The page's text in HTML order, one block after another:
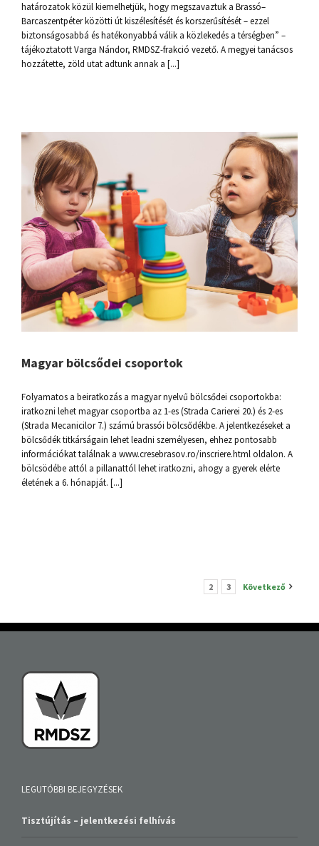
határozatok közül kiemelhetjük, hogy megszavaztuk a Brassó–
Barcaszentpéter közötti út kiszélesítését és korszerűsítését – ezzel
biztonságosabbá és hatékonyabbá válik a közlekedés a térségben” –
tájékoztatott Varga Nándor, RMDSZ-frakció vezető. A megyei tanácsos
hozzátette, zöld utat adtunk annak a [...]
Magyar bölcsődei csoportok
Folyamatos a beiratkozás a magyar nyelvű bölcsődei csoportokba:
iratkozni lehet magyar csoportba az 1-es (Strada Carierei 20.) és 2-es
(Strada Mecanicilor 7.) számú brassói bölcsődékbe. A jelentkezéseket a
bölcsődék titkárságain lehet leadni személyesen, ehhez pontosabb
információkat találnak a www.cresebrasov.ro/inscriere.html oldalon. A
bölcsödébe attól a pillanattól lehet iratkozni, ahogy a gyerek elérte
életének a 6. hónapját. [...]
2 3 Következő
LEGUTÓBBI BEJEGYZÉSEK
Tisztújítás – jelentkezési felhívás